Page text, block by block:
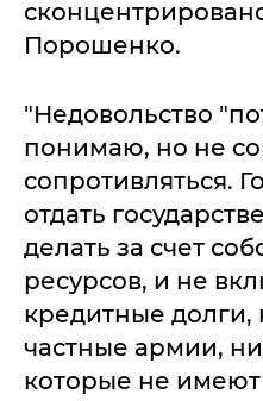
Порошенко.
"Недовольство
понимаю, но не
сопротивляться.
отдать
делать за счет
ресурсов, и не
кредитные долги,
частные армии,
которые не